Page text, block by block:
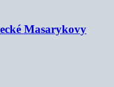
Masarykovy